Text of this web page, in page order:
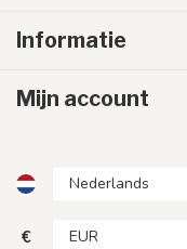
Informatie
Mijn account
€